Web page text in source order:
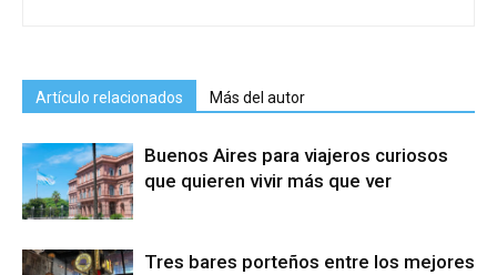
Artículo relacionados Más del autor
Buenos Aires para viajeros curiosos
que quieren vivir más que ver
Tres bares porteños entre los mejores